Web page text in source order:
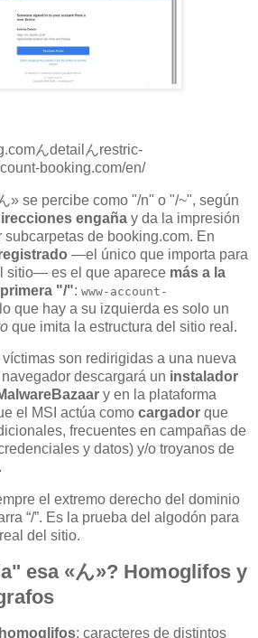
んdetailんrestric-
booking.com/en/
» se percibe como "/n" o "/~", según
engaña y da la impresión
de booking.com. En
—el único que importa para
sitio— es el que aparece más a la
"/": www-account-
que hay a su izquierda es solo un
que imita la estructura del sitio real.
son redirigidas a una nueva
descargará un instalador
y en la plataforma
el MSI actúa como cargador que
frecuentes en campañas de
y datos) y/o troyanos de
el extremo derecho del dominio
“/”. Es la prueba del algodón para
del sitio.
esa «ん»? Homoglifos y
homoglifos: caracteres de distintos